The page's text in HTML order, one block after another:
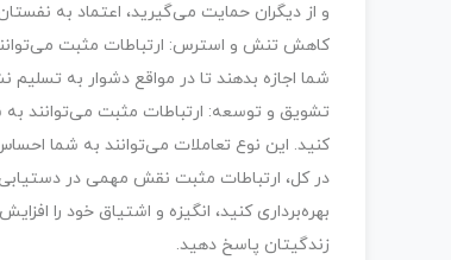
و از دیگران حمایت می‌گیرید، اعتماد به
کاهش تنش و استرس: ارتباطات مثبت
شما اجازه بدهند تا در مواقع دشوار به
تشویق و توسعه: ارتباطات مثبت می‌توانند به
کنید. این نوع تعاملات می‌توانند به شما
در کل، ارتباطات مثبت نقش مهمی در دستیابی
بهره‌برداری کنید، انگیزه و اشتیاق خود را
زندگیتان پاسخ دهید.